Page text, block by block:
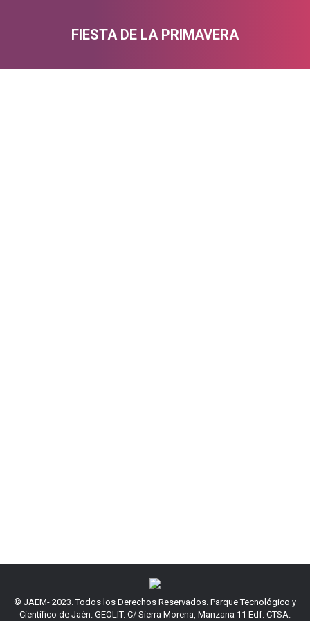
FIESTA DE LA PRIMAVERA
© JAEM- 2023. Todos los Derechos Reservados. Parque Tecnológico y
Científico de Jaén. GEOLIT. C/ Sierra Morena, Manzana 11 Edf. CTSA.